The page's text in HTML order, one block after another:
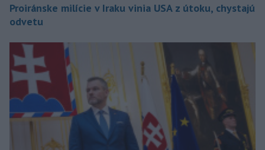
Proiránske milície v Iraku vinia USA z útoku, chystajú
odvetu